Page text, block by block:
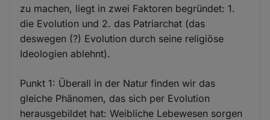
zu machen, liegt in zwei Faktoren begründet: 1.
die Evolution und 2. das Patriarchat (das
deswegen (?) Evolution durch seine religiöse
Ideologien ablehnt).
Punkt 1: Überall in der Natur finden wir das
gleiche Phänomen, das sich per Evolution
herausgebildet hat: Weibliche Lebewesen sorgen